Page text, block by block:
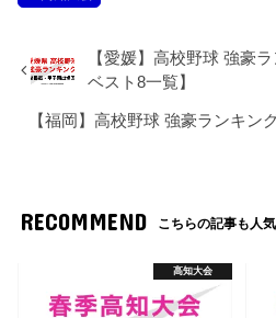
【愛媛】高校野球 強豪
ベスト8一覧】
【福岡】高校野球 強豪ランキン
RECOMMEND こちらの記事も人気
高知大会